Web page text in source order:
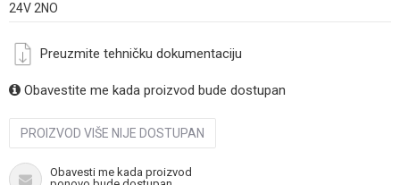
24V 2NO
Preuzmite tehničku dokumentaciju
Obavestite me kada proizvod bude dostupan
PROIZVOD VIŠE NIJE DOSTUPAN
Obavesti me kada proizvod